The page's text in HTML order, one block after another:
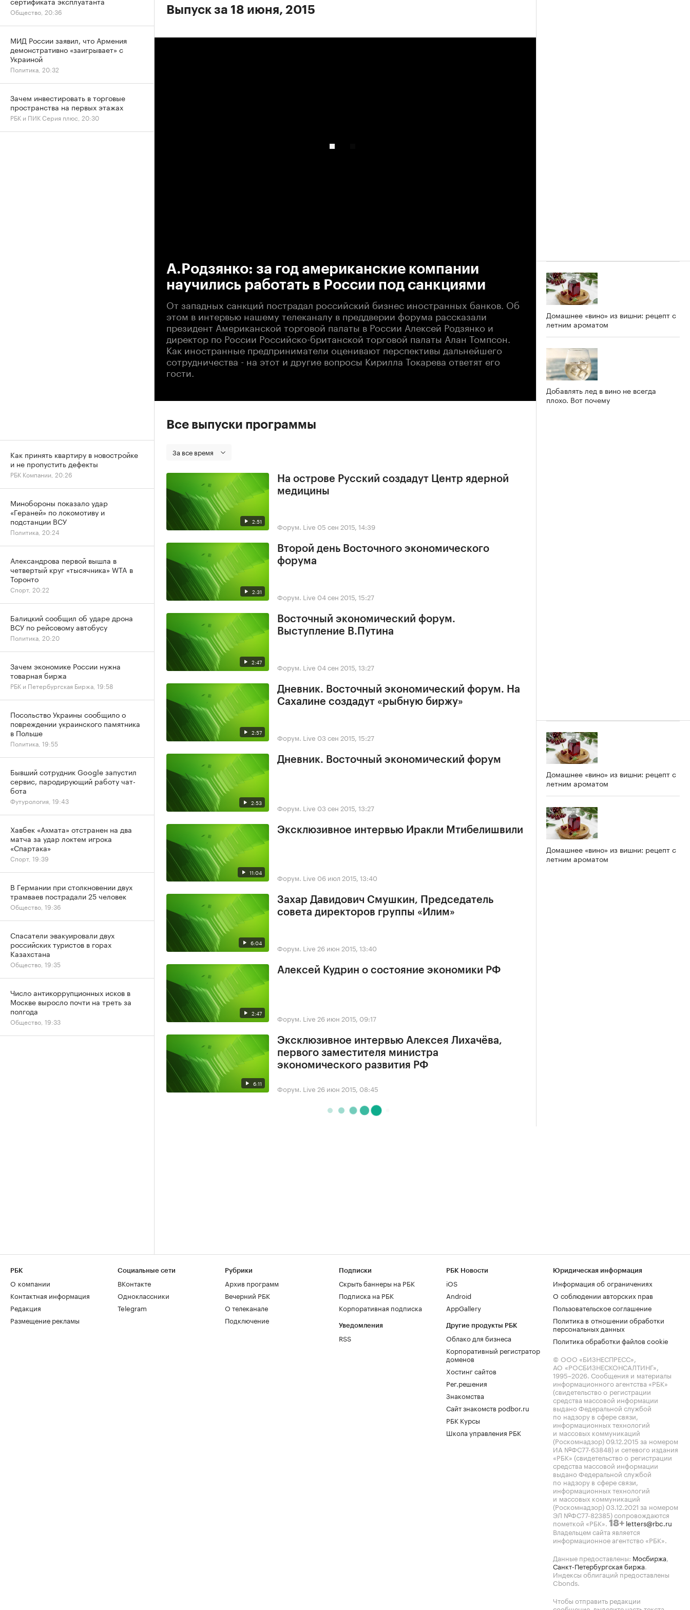
Выпуск за 18 июня, 2015
А.Родзянко: за год американские компании
научились работать в России под санкциями
От западных санкций пострадал российский бизнес иностранных банков. Об
этом в интервью нашему телеканалу в преддверии форума рассказали
президент Американской торговой палаты в России Алексей Родзянко и
директор по России Российско-британской торговой палаты Алан Томпсон.
Как иностранные предприниматели оценивают перспективы дальнейшего
сотрудничества - на этот и другие вопросы Кирилла Токарева ответят его
гости.
Все выпуски программы
За все время
2:51
На острове Русский создадут Центр ядерной
медицины
Форум. Live 05 сен 2015, 14:39
2:31
Второй день Восточного экономического
форума
Форум. Live 04 сен 2015, 15:27
2:47
Восточный экономический форум.
Выступление В.Путина
Форум. Live 04 сен 2015, 13:27
2:57
Дневник. Восточный экономический форум. На
Сахалине создадут «рыбную биржу»
Форум. Live 03 сен 2015, 15:27
2:53
Дневник. Восточный экономический форум
Форум. Live 03 сен 2015, 13:27
11:04
Эксклюзивное интервью Иракли Мтибелишвили
Форум. Live 06 июл 2015, 13:40
6:04
Захар Давидович Смушкин, Председатель
совета директоров группы «Илим»
Форум. Live 26 июн 2015, 13:40
2:47
Алексей Кудрин о состояние экономики РФ
Форум. Live 26 июн 2015, 09:17
6:11
Эксклюзивное интервью Алексея Лихачёва,
первого заместителя министра
экономического развития РФ
Форум. Live 26 июн 2015, 08:45
Домашнее «вино» из вишни: рецепт с
летним ароматом
Добавлять лед в вино не всегда
плохо. Вот почему
Домашнее «вино» из вишни: рецепт с
летним ароматом
Домашнее «вино» из вишни: рецепт с
летним ароматом
Общество, 20:36
МИД России заявил, что Армения
демонстративно «заигрывает» с
Украиной
Политика, 20:32
Зачем инвестировать в торговые
пространства на первых этажах
РБК и ПИК Серия плюс, 20:30
Как принять квартиру в новостройке
и не пропустить дефекты
РБК Компании, 20:26
Минобороны показало удар
«Гераней» по локомотиву и
подстанции ВСУ
Политика, 20:24
Александрова первой вышла в
четвертый круг «тысячника» WTA в
Торонто
Спорт, 20:22
Балицкий сообщил об ударе дрона
ВСУ по рейсовому автобусу
Политика, 20:20
Зачем экономике России нужна
товарная биржа
РБК и Петербургская Биржа, 19:58
Посольство Украины сообщило о
повреждении украинского памятника
в Польше
Политика, 19:55
Бывший сотрудник Google запустил
сервис, пародирующий работу чат-
бота
Футурология, 19:43
Хавбек «Ахмата» отстранен на два
матча за удар локтем игрока
«Спартака»
Спорт, 19:39
В Германии при столкновении двух
трамваев пострадали 25 человек
Общество, 19:36
Спасатели эвакуировали двух
российских туристов в горах
Казахстана
Общество, 19:35
Число антикоррупционных исков в
Москве выросло почти на треть за
полгода
Общество, 19:33
РБК
О компании
Контактная информация
Редакция
Размещение рекламы
Социальные сети
ВКонтакте
Одноклассники
Telegram
Рубрики
Архив программ
Вечерний РБК
О телеканале
Подключение
Подписки
Скрыть баннеры на РБК
Подписка на РБК
Корпоративная подписка
Уведомления
RSS
РБК Новости
iOS
Android
AppGallery
Другие продукты РБК
Облако для бизнеса
Корпоративный регистратор
доменов
Хостинг сайтов
Рег.решения
Знакомства
Сайт знакомств podbor.ru
РБК Курсы
Школа управления РБК
Юридическая информация
Информация об ограничениях
О соблюдении авторских прав
Пользовательское соглашение
Политика в отношении обработки
персональных данных
Политика обработки файлов cookie
© ООО «БИЗНЕСПРЕСС»,
АО «РОСБИЗНЕСКОНСАЛТИНГ»,
1995–2026. Сообщения и материалы
информационного агентства «РБК»
(свидетельство о регистрации
средства массовой информации
выдано Федеральной службой
по надзору в сфере связи,
информационных технологий
и массовых коммуникаций
(Роскомнадзор) 09.12.2015 за номером
ИА №ФС77-63848) и сетевого издания
«РБК» (свидетельство о регистрации
средства массовой информации
выдано Федеральной службой
по надзору в сфере связи,
информационных технологий
и массовых коммуникаций
(Роскомнадзор) 03.12.2021 за номером
ЭЛ №ФС77-82385) сопровождаются
пометкой «РБК». 18+ letters@rbc.ru
Владельцем сайта является
информационное агентство «РБК».
Данные предоставлены: Мосбиржа,
Санкт-Петербургская биржа.
Индексы облигаций предоставлены
Cbonds.
Чтобы отправить редакции